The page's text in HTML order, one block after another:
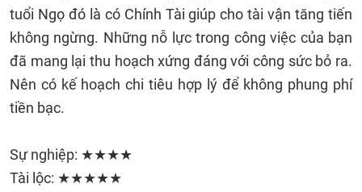
tuổi Ngọ đó là có Chính Tài giúp cho tài vận tăng tiến
không ngừng. Những nỗ lực trong công việc của bạn
đã mang lại thu hoạch xứng đáng với công sức bỏ ra.
Nên có kế hoạch chi tiêu hợp lý để không phung phí
tiền bạc.
Sự nghiệp: ★★★★
Tài lộc: ★★★★★